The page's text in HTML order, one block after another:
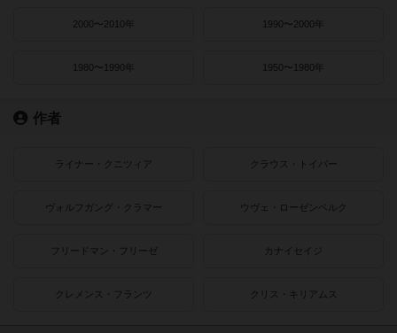
2000〜2010年 1990〜2000年
1980〜1990年 1950〜1980年
作者
ライナー・クニツィア クラウス・トイバー
ヴォルフガング・クラマー ウヴェ・ローゼンベルク
フリードマン・フリーゼ カナイセイジ
クレメンス・フランツ クリス・キリアムス